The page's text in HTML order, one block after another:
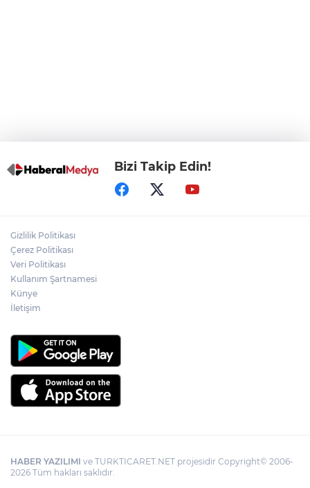
Bizi Takip Edin!
Gizlilik Politikası
Çerez Politikası
Veri Politikası
Kullanım Şartnamesi
Künye
İletişim
HABER YAZILIMI ve TURKTICARET.NET projesidir Copyright© 2006-
2026 Tüm hakları saklıdır.